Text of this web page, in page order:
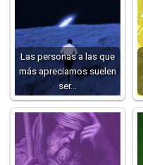
Las personas a las que
más apreciamos suelen
ser…